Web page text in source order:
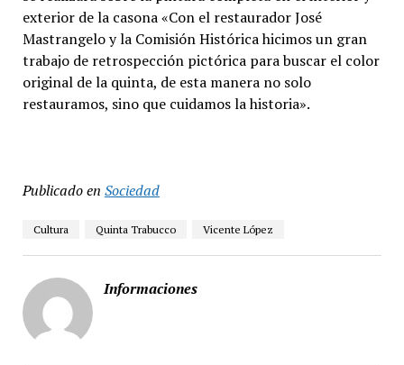
exterior de la casona «Con el restaurador José
Mastrangelo y la Comisión Histórica hicimos un gran
trabajo de retrospección pictórica para buscar el color
original de la quinta, de esta manera no solo
restauramos, sino que cuidamos la historia».
Publicado en Sociedad
Cultura Quinta Trabucco Vicente López
Informaciones